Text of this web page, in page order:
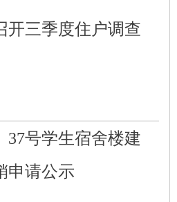
门动态
开三季度住户调查
37号学生宿舍楼建
申请公示